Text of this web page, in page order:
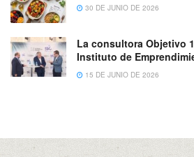
30 DE JUNIO DE 2026
La consultora Objetivo
Instituto de
15 DE JUNIO DE 2026